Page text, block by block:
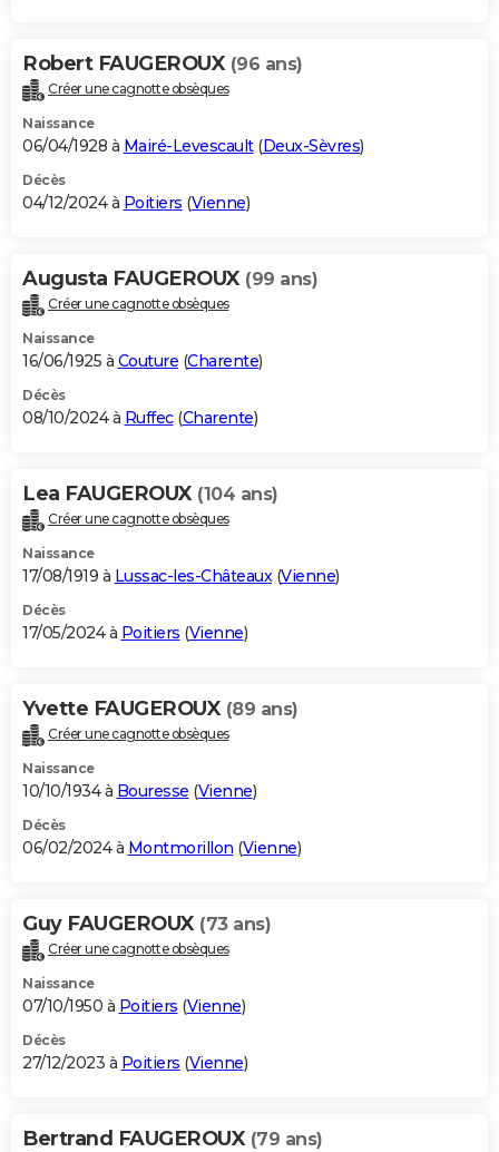
Robert FAUGEROUX (96 ans)
Créer une cagnotte obsèques
Naissance
06/04/1928 à Mairé-Levescault(Deux-Sèvres)
Décès
04/12/2024 à Poitiers (Vienne)
Augusta FAUGEROUX (99 ans)
Créer une cagnotte obsèques
Naissance
16/06/1925 à Couture (Charente)
Décès
08/10/2024 à Ruffec(Charente)
Lea FAUGEROUX (104 ans)
Créer une cagnotte obsèques
Naissance
17/08/1919 à Lussac-les-Châteaux(Vienne)
Décès
17/05/2024 à Poitiers (Vienne)
Yvette FAUGEROUX (89 ans)
Créer une cagnotte obsèques
Naissance
10/10/1934 à Bouresse (Vienne)
Décès
06/02/2024 à Montmorillon (Vienne)
Guy FAUGEROUX (73 ans)
Créer une cagnotte obsèques
Naissance
07/10/1950 à Poitiers (Vienne)
Décès
27/12/2023 à Poitiers (Vienne)
Bertrand FAUGEROUX (79 ans)